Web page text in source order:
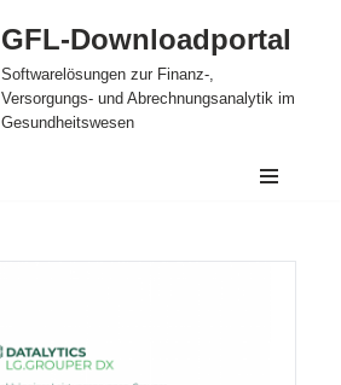
GFL-Downloadportal
Softwarelösungen zur Finanz-,
Versorgungs- und Abrechnungsanalytik im
Gesundheitswesen